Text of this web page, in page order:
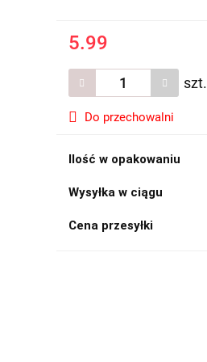
5.99
szt.
Do przechowalni
Ilość w opakowaniu
Wysyłka w ciągu
Cena przesyłki